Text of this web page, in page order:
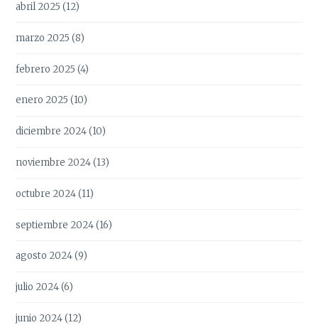
abril 2025 (12)
marzo 2025 (8)
febrero 2025 (4)
enero 2025 (10)
diciembre 2024(10)
noviembre 2024(13)
octubre 2024(11)
septiembre 2024(16)
agosto 2024(9)
julio 2024(6)
junio 2024(12)